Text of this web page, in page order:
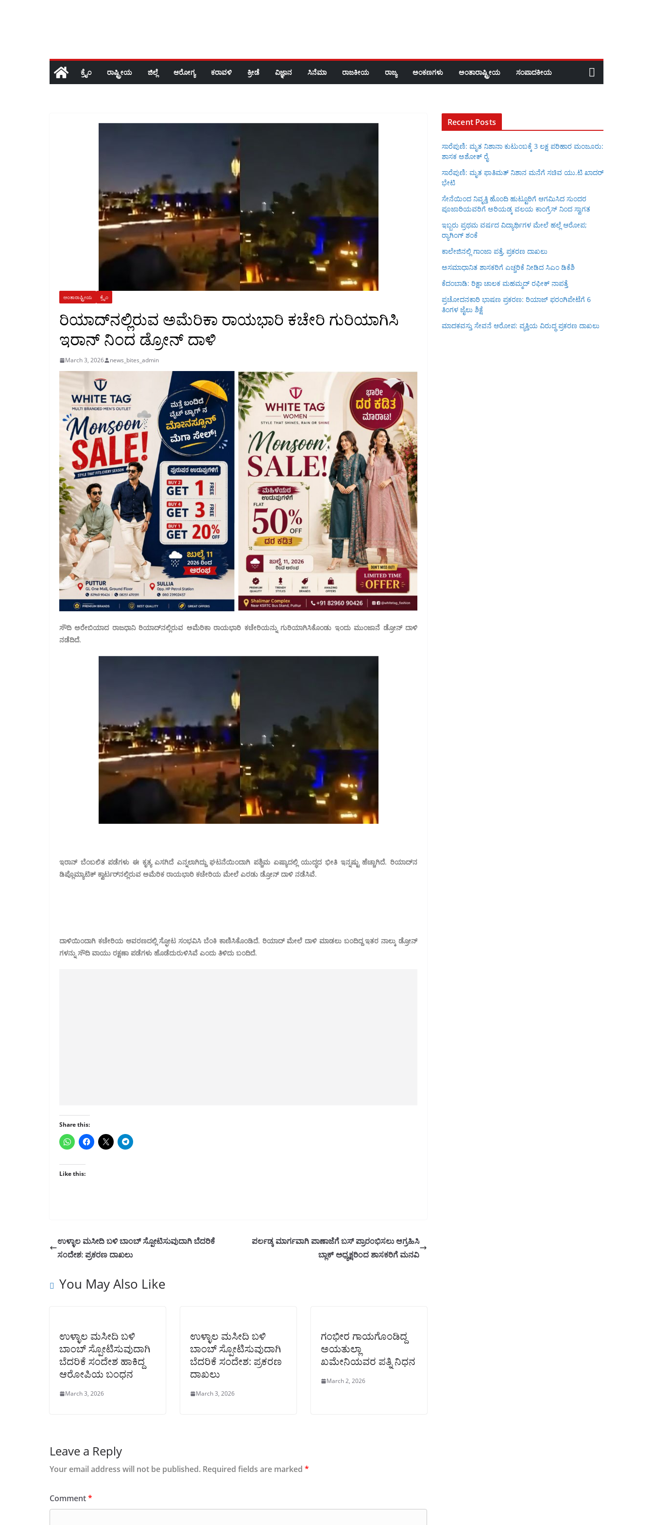
ಕ್ರೈಂ ರಾಷ್ಟ್ರೀಯ ಜಿಲ್ಲೆ ಆರೋಗ್ಯ ಕರಾವಳಿ ಕ್ರೀಡೆ ವಿಜ್ಞಾನ ಸಿನೆಮಾ ರಾಜಕೀಯ ರಾಜ್ಯ ಅಂಕಣಗಳು ಅಂತಾರಾಷ್ಟ್ರೀಯ ಸಂಪಾದಕೀಯ
ಅಂತಾರಾಷ್ಟ್ರೀಯ ಕ್ರೈಂ
ರಿಯಾದ್‌ನಲ್ಲಿರುವ ಅಮೆರಿಕಾ ರಾಯಭಾರಿ ಕಚೇರಿ ಗುರಿಯಾಗಿಸಿ
ಇರಾನ್ ನಿಂದ ಡ್ರೋನ್ ದಾಳಿ
March 3, 2026 news_bites_admin
ಸೌದಿ ಅರೇಬಿಯಾದ ರಾಜಧಾನಿ ರಿಯಾದ್‌ನಲ್ಲಿರುವ ಅಮೆರಿಕಾ ರಾಯಭಾರಿ ಕಚೇರಿಯನ್ನು ಗುರಿಯಾಗಿಸಿಕೊಂಡು ಇಂದು ಮುಂಜಾನೆ ಡ್ರೋನ್ ದಾಳಿ
ನಡೆದಿದೆ.
ಇರಾನ್ ಬೆಂಬಲಿತ ಪಡೆಗಳು ಈ ಕೃತ್ಯ ಎಸಗಿದೆ ಎನ್ನಲಾಗಿದ್ದು ಘಟನೆಯಿಂದಾಗಿ ಪಶ್ಚಿಮ ಏಷ್ಯಾದಲ್ಲಿ ಯುದ್ಧದ ಭೀತಿ ಇನ್ನಷ್ಟು ಹೆಚ್ಚಾಗಿದೆ. ರಿಯಾದ್‌ನ
ಡಿಪ್ಲೊಮ್ಯಾಟಿಕ್ ಕ್ವಾರ್ಟರ್‌ನಲ್ಲಿರುವ ಅಮೆರಿಕ ರಾಯಭಾರಿ ಕಚೇರಿಯ ಮೇಲೆ ಎರಡು ಡ್ರೋನ್ ದಾಳಿ ನಡೆಸಿವೆ.
ದಾಳಿಯಿಂದಾಗಿ ಕಚೇರಿಯ ಆವರಣದಲ್ಲಿ ಸ್ಫೋಟ ಸಂಭವಿಸಿ ಬೆಂಕಿ ಕಾಣಿಸಿಕೊಂಡಿದೆ. ರಿಯಾದ್ ಮೇಲೆ ದಾಳಿ ಮಾಡಲು ಬಂದಿದ್ದ ಇತರ ನಾಲ್ಕು ಡ್ರೋನ್
ಗಳನ್ನು ಸೌದಿ ವಾಯು ರಕ್ಷಣಾ ಪಡೆಗಳು ಹೊಡೆದುರುಳಿಸಿವೆ ಎಂದು ತಿಳಿದು ಬಂದಿದೆ.
Share this:
Like this:
ಉಳ್ಳಾಲ ಮಸೀದಿ ಬಳಿ ಬಾಂಬ್ ಸ್ಪೋಟಿಸುವುದಾಗಿ ಬೆದರಿಕೆ
ಸಂದೇಶ: ಪ್ರಕರಣ ದಾಖಲು
ಪರ್ಲಡ್ಕ ಮಾರ್ಗವಾಗಿ ಪಾಣಾಜೆಗೆ ಬಸ್ ಪ್ರಾರಂಭಿಸಲು ಆಗ್ರಹಿಸಿ
ಬ್ಲಾಕ್ ಅಧ್ಯಕ್ಷರಿಂದ ಶಾಸಕರಿಗೆ ಮನವಿ
You May Also Like
ಉಳ್ಳಾಲ ಮಸೀದಿ ಬಳಿ
ಬಾಂಬ್ ಸ್ಪೋಟಿಸುವುದಾಗಿ
ಬೆದರಿಕೆ ಸಂದೇಶ ಹಾಕಿದ್ದ
ಆರೋಪಿಯ ಬಂಧನ
March 3, 2026
ಉಳ್ಳಾಲ ಮಸೀದಿ ಬಳಿ
ಬಾಂಬ್ ಸ್ಪೋಟಿಸುವುದಾಗಿ
ಬೆದರಿಕೆ ಸಂದೇಶ: ಪ್ರಕರಣ
ದಾಖಲು
March 3, 2026
ಗಂಭೀರ ಗಾಯಗೊಂಡಿದ್ದ
ಅಯತುಲ್ಲಾ
ಖಮೇನಿಯವರ ಪತ್ನಿ ನಿಧನ
March 2, 2026
Leave a Reply
Your email address will not be published. Required fields are marked *
Comment*
Recent Posts
ಸಾರೆಪುಣಿ: ಮೃತ ನಿಶಾನಾ ಕುಟುಂಬಕ್ಕೆ 3 ಲಕ್ಷ ಪರಿಹಾರ ಮಂಜೂರು:
ಶಾಸಕ ಅಶೋಕ್ ರೈ
ಸಾರೆಪುಣಿ: ಮೃತ ಫಾತಿಮತ್ ನಿಶಾನ ಮನೆಗೆ ಸಚಿವ ಯು.ಟಿ ಖಾದರ್
ಭೇಟಿ
ಸೇನೆಯಿಂದ ನಿವೃತ್ತಿ ಹೊಂದಿ ಹುಟ್ಟೂರಿಗೆ ಆಗಮಿಸಿದ ಸುಂದರ
ಪೂಜಾರಿಯವರಿಗೆ ಅರಿಯಡ್ಕ ವಲಯ ಕಾಂಗ್ರೆಸ್ ನಿಂದ ಸ್ವಾಗತ
ಇಬ್ಬರು ಪ್ರಥಮ ವರ್ಷದ ವಿದ್ಯಾರ್ಥಿಗಳ ಮೇಲೆ ಹಲ್ಲೆ ಆರೋಪ;
ರ‍್ಯಾಗಿಂಗ್ ಶಂಕೆ
ಕಾಲೇಜಿನಲ್ಲಿ ಗಾಂಜಾ ಪತ್ತೆ, ಪ್ರಕರಣ ದಾಖಲು
ಅಸಮಾಧಾನಿತ ಶಾಸಕರಿಗೆ ಎಚ್ಚರಿಕೆ ನೀಡಿದ ಸಿಎಂ ಡಿಕೆಶಿ
ಕೆದಂಬಾಡಿ: ರಿಕ್ಷಾ ಚಾಲಕ ಮಹಮ್ಮದ್ ರಫೀಕ್ ನಾಪತ್ತೆ
ಪ್ರಚೋದನಕಾರಿ ಭಾಷಣ ಪ್ರಕರಣ: ರಿಯಾಜ್ ಫರಂಗಿಪೇಟೆಗೆ 6
ತಿಂಗಳ ಜೈಲು ಶಿಕ್ಷೆ
ಮಾದಕವಸ್ತು ಸೇವನೆ ಆರೋಪ: ವ್ಯಕ್ತಿಯ ವಿರುದ್ಧ ಪ್ರಕರಣ ದಾಖಲು